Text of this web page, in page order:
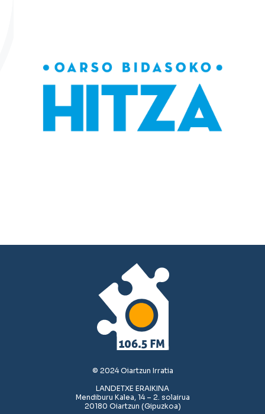
© 2024 Oiartzun Irratia
LANDETXE ERAIKINA
Mendiburu Kalea, 14 – 2. solairua
20180 Oiartzun (Gipuzkoa)